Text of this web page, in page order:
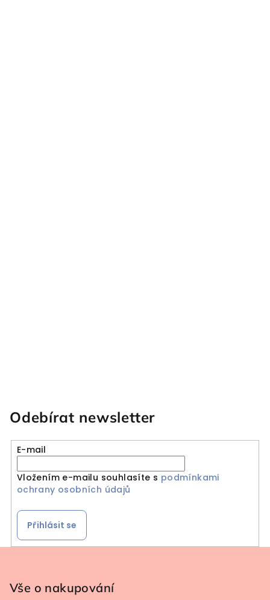
Odebírat newsletter
E-mail
Vložením e-mailu souhlasíte s podmínkami
ochrany osobních údajů
Přihlásit se
Vše o nakupování